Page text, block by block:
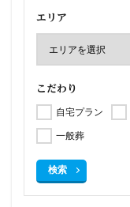
エリア
こだわり
自宅プラン
一般葬
検索